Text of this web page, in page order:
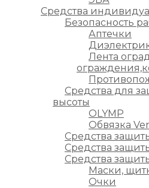
Средства
Безопасность
Аптечки
Лента
Средства для
высоты
OLYMP
Обвязка
Средства
Средства
Средства
Маски,
Очки